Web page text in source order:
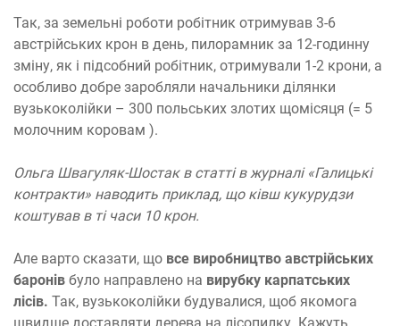
Так, за земельні роботи робітник отримував 3-6
австрійських крон в день, пилорамник за 12-годинну
зміну, як і підсобний робітник, отримували 1-2 крони, а
особливо добре заробляли начальники ділянки
вузькоколійки – 300 польських злотих щомісяця (= 5
молочним коровам ).
Ольга Швагуляк-Шостак в статті в журналі «Галицькі
контракти» наводить приклад, що ківш кукурудзи
коштував в ті часи 10 крон.
Але варто сказати, що все виробництво австрійських
баронів було направлено на вирубку карпатських
лісів. Так, вузькоколійки будувалися, щоб якомога